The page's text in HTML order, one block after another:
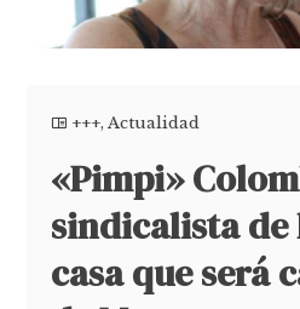
+++,Actualidad
«Pimpi»
sindicalista de
casa que será